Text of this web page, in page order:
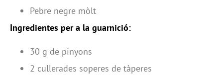
Pebre negre mòlt
Ingredientes per a la guarnició:
30 g de pinyons
2 cullerades soperes de tàperes